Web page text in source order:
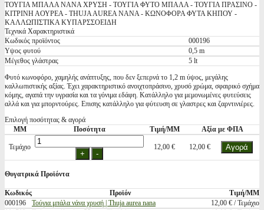
ΤΟΥΓΙΑ ΜΠΑΛΑ ΝΑΝΑ ΧΡΥΣΗ - ΤΟΥΓΙΑ ΦΥΤΟ ΜΠΑΛΑ - ΤΟΥΓΙΑ ΠΡΑΣΙΝΟ -
ΚΙΤΡΙΝΗ ΑΟΥΡΕΑ - THUJA AUREA NANA - ΚΩΝΟΦΟΡΑ ΦΥΤΑ ΚΗΠΟΥ -
ΚΑΛΛΩΠΙΣΤΙΚΑ ΚΥΠΑΡΣΣΟΕΙΔΗ
Τεχνικά Χαρακτηριστικά
Κωδικός προϊόντος
000196
Υψος φυτού
0,5 m
Μέγεθος γλάστρας
5 lt
Φυτό κωνοφόρο, χαμηλής ανάπτυξης, που δεν ξεπερνά το 1,2 m ύψος, μεγάλης
καλλωπιστικής αξίας. Έχει χαρακτηριστικό ανοιχτοπράσινο, χρυσό χρώμα, σφαιρικό σχήμα
κόμης, αγαπά την υγρασία και τα γόνιμα εδάφη. Κατάλληλο για μεμονωμένες φυτεύσεις
αλλά και για μπορντούρες. Επισης κατάλληλο για φύτευση σε γλαστρες και ζαρντινιέρες.
Επιλογή ποσότητας & αγορά
ΜΜ
Ποσότητα Τιμή/ΜΜ Αξία με ΦΠΑ
Τεμάχιο 12,00 € 12,00 €
Θυγατρικά Προϊόντα
Κωδικός Προϊόν
Τιμή/ΜΜ
000196
Τούγια μπάλα νάνα χρυσή | Thuja aurea nana
12,00 € / Τεμάχιο